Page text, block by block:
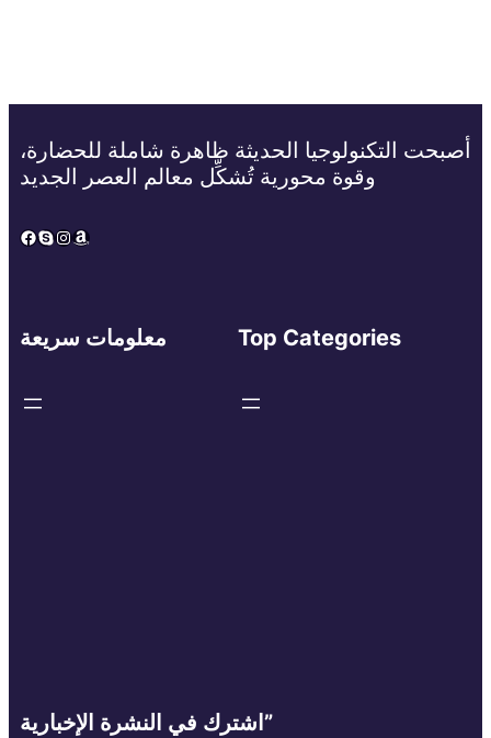
أصبحت التكنولوجيا الحديثة ظاهرة شاملة للحضارة،
وقوة محورية تُشكِّل معالم العصر الجديد
Facebook
Skype
Instagram
Amazon
معلومات سريعة Top Categories
اشترك في النشرة الإخبارية”